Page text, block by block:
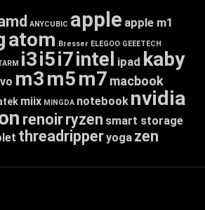
ANYCUBIC apple apple m1
atom Bresser ELEGOO GEEETECH
i3i5i7intel ipad kaby
m3m5m7 macbook
miix MINGDA notebook nvidia
renoirryzen smart storage
threadripperyoga zen